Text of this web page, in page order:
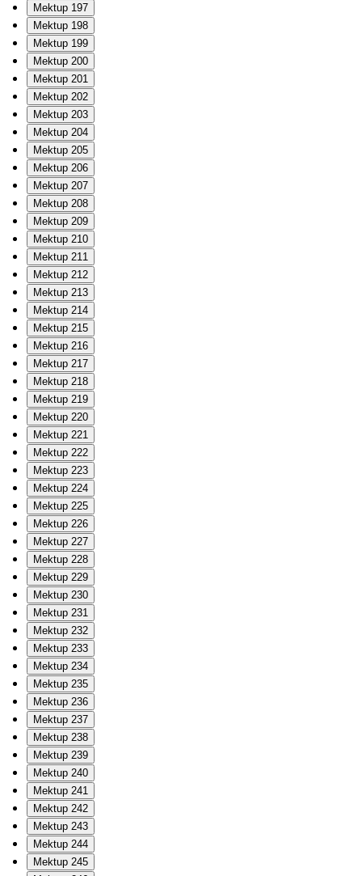
Mektup 197
Mektup 198
Mektup 199
Mektup 200
Mektup 201
Mektup 202
Mektup 203
Mektup 204
Mektup 205
Mektup 206
Mektup 207
Mektup 208
Mektup 209
Mektup 210
Mektup 211
Mektup 212
Mektup 213
Mektup 214
Mektup 215
Mektup 216
Mektup 217
Mektup 218
Mektup 219
Mektup 220
Mektup 221
Mektup 222
Mektup 223
Mektup 224
Mektup 225
Mektup 226
Mektup 227
Mektup 228
Mektup 229
Mektup 230
Mektup 231
Mektup 232
Mektup 233
Mektup 234
Mektup 235
Mektup 236
Mektup 237
Mektup 238
Mektup 239
Mektup 240
Mektup 241
Mektup 242
Mektup 243
Mektup 244
Mektup 245